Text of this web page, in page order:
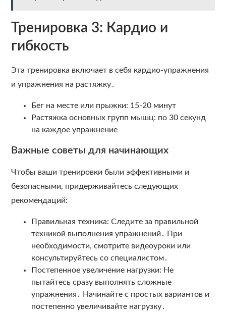
Тренировка 3: Кардио и
гибкость
Эта тренировка включает в себя кардио-упражнения
и упражнения на растяжку․
Бег на месте или прыжки: 15-20 минут
Растяжка основных групп мышц: по 30 секунд
на каждое упражнение
Важные советы для начинающих
Чтобы ваши тренировки были эффективными и
безопасными, придерживайтесь следующих
рекомендаций:
Правильная техника: Следите за правильной
техникой выполнения упражнений․ При
необходимости, смотрите видеоуроки или
консультируйтесь со специалистом․
Постепенное увеличение нагрузки: Не
пытайтесь сразу выполнять сложные
упражнения․ Начинайте с простых вариантов и
постепенно увеличивайте нагрузку․